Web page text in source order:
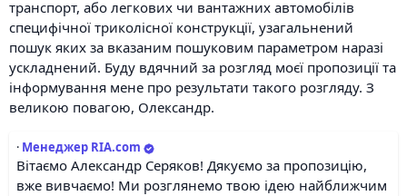
транспорт, або легкових чи вантажних автомобілів
специфічної триколісної конструкції, узагальнений
пошук яких за вказаним пошуковим параметром наразі
ускладнений. Буду вдячний за розгляд моєї пропозиції та
інформування мене про результати такого розгляду. З
великою повагою, Олександр.
· Менеджер RIA.com
Вітаємо Александр Серяков! Дякуємо за пропозицію,
вже вивчаємо! Ми розглянемо твою ідею найближчим